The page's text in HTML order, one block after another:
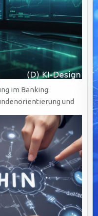
im Banking:
und